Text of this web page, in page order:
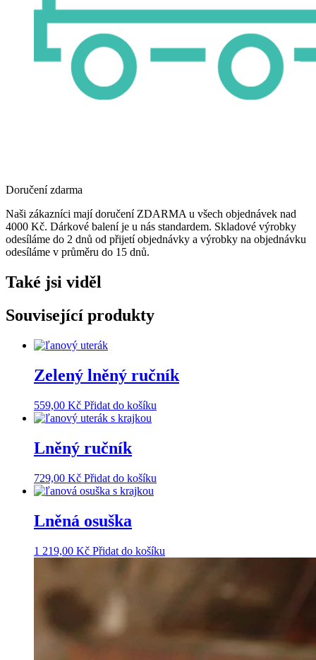
Doručení zdarma
Naši zákazníci mají doručení ZDARMA u všech objednávek nad
4000 Kč. Dárkové balení je u nás standardem. Skladové výrobky
odesíláme do 2 dnů od přijetí objednávky a výrobky na objednávku
odesíláme v průměru do 15 dnů.
Také jsi viděl
Související produkty
Zelený lněný ručník
559,00 Kč Přidat do košíku
Lněný ručník
729,00 Kč Přidat do košíku
Lněná osuška
1 219,00 Kč Přidat do košíku